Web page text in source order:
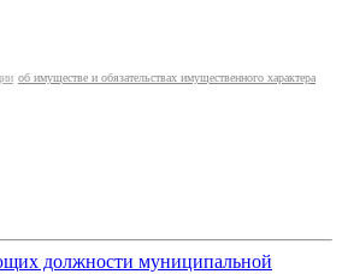
об имуществе и обязательствах имущественного характера
должности муниципальной